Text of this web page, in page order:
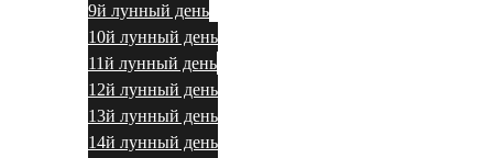
9й лунный день
10й лунный день
11й лунный день
12й лунный день
13й лунный день
14й лунный день